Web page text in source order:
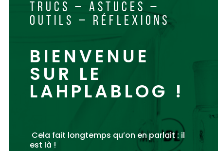
TRUCS – ASTUCES –
OUTILS – RÉFLEXIONS
BIENVENUE
SUR LE
LAHPLABLOG !
Cela fait longtemps qu’on en parlait : il
est là !